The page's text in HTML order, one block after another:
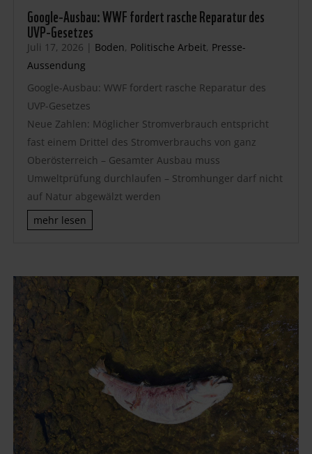
Google-Ausbau: WWF fordert rasche Reparatur des
UVP-Gesetzes
Juli 17, 2026 | Boden, Politische Arbeit, Presse-
Aussendung
Google-Ausbau: WWF fordert rasche Reparatur des
UVP-Gesetzes
Neue Zahlen: Möglicher Stromverbrauch entspricht
fast einem Drittel des Stromverbrauchs von ganz
Oberösterreich – Gesamter Ausbau muss
Umweltprüfung durchlaufen – Stromhunger darf nicht
auf Natur abgewälzt werden
mehr lesen